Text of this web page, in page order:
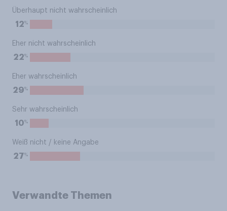
Überhaupt nicht wahrscheinlich
12%
Eher nicht wahrscheinlich
22%
Eher wahrscheinlich
29%
Sehr wahrscheinlich
10%
Weiß nicht / keine Angabe
27%
Verwandte Themen